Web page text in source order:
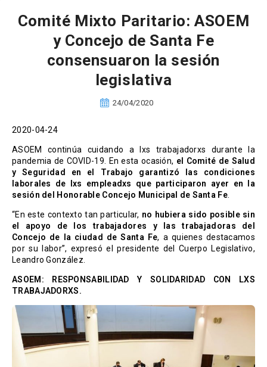
Comité Mixto Paritario: ASOEM
y Concejo de Santa Fe
consensuaron la sesión
legislativa
24/04/2020
2020-04-24
ASOEM continúa cuidando a lxs trabajadorxs durante la
pandemia de COVID-19. En esta ocasión, el Comité de Salud
y Seguridad en el Trabajo garantizó las condiciones
laborales de lxs empleadxs que participaron ayer en la
sesión del Honorable Concejo Municipal de Santa Fe.
“En este contexto tan particular, no hubiera sido posible sin
el apoyo de los trabajadores y las trabajadoras del
Concejo de la ciudad de Santa Fe, a quienes destacamos
por su labor”, expresó el presidente del Cuerpo Legislativo,
Leandro González.
ASOEM: RESPONSABILIDAD Y SOLIDARIDAD CON LXS
TRABAJADORXS.